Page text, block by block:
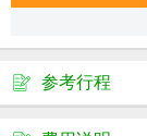
参考行程